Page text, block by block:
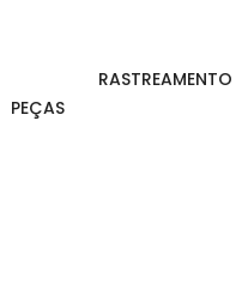
PEÇAS
RASTREAMENTO